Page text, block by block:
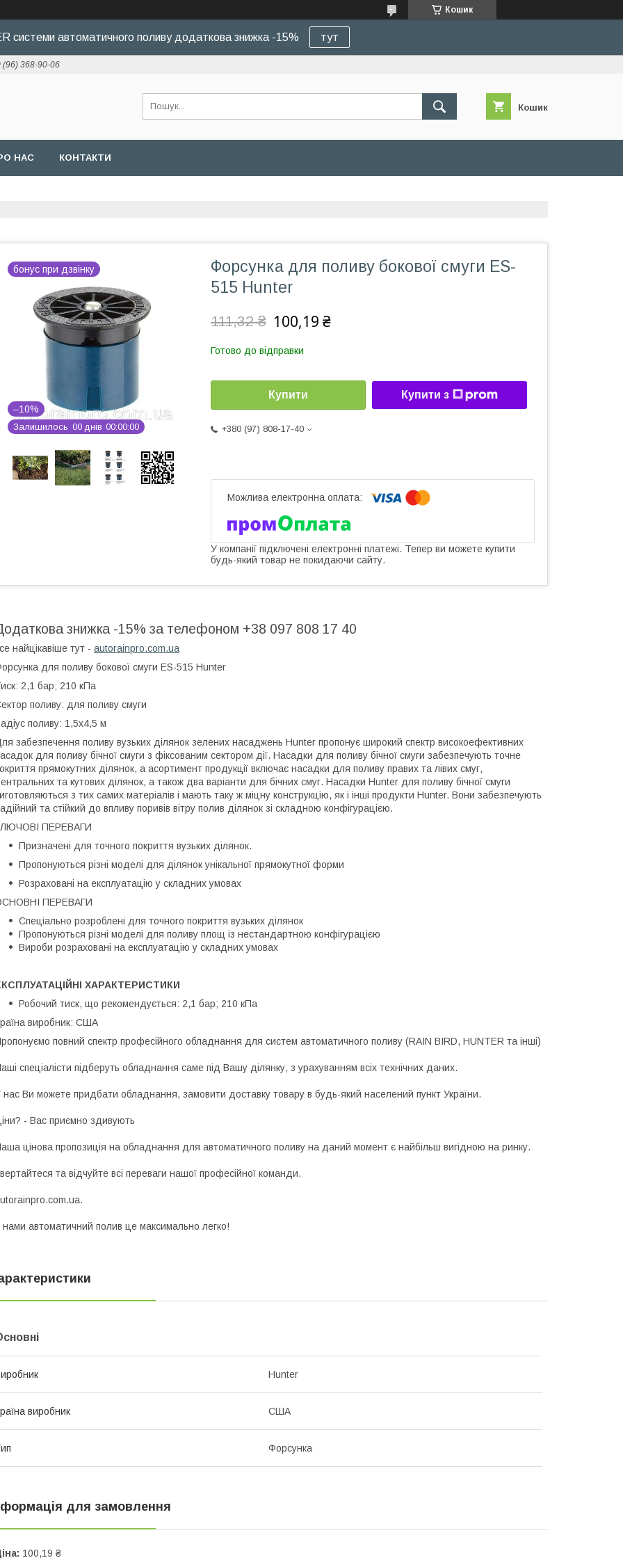
Кошик
системи автоматичного поливу додаткова знижка -15% тут
(96) 368-90-06
Кошик
НАС КОНТАКТИ
бонус при дзвінку
–10%
Залишилось 00 днів 00 00 00
Форсунка для поливу бокової смуги ES-
515 Hunter
111,32 ₴ 100,19 ₴
Готово до відправки
Купити Купити з
+380 (97) 808-17-40
У компанії підключені електронні платежі. Тепер ви можете купити
будь-який товар не покидаючи сайту.
знижка -15% за телефоном +38 097 808 17 40
найцікавіше тут - autorainpro.com.ua
для поливу бокової смуги ES-515 Hunter
2,1 бар; 210 кПа
поливу: для поливу смуги
поливу: 1,5х4,5 м
забезпечення поливу вузьких ділянок зелених насаджень Hunter пропонує широкий спектр високоефективних
для поливу бічної смуги з фіксованим сектором дії. Насадки для поливу бічної смуги забезпечують точне
прямокутних ділянок, а асортимент продукції включає насадки для поливу правих та лівих смуг,
та кутових ділянок, а також два варіанти для бічних смуг. Насадки Hunter для поливу бічної смуги
з тих самих матеріалів і мають таку ж міцну конструкцію, як і інші продукти Hunter. Вони забезпечують
та стійкий до впливу поривів вітру полив ділянок зі складною конфігурацією.
ПЕРЕВАГИ
Призначені для точного покриття вузьких ділянок.
Пропонуються різні моделі для ділянок унікальної прямокутної форми
Розраховані на експлуатацію у складних умовах
ПЕРЕВАГИ
Спеціально розроблені для точного покриття вузьких ділянок
Пропонуються різні моделі для поливу площ із нестандартною конфігурацією
Вироби розраховані на експлуатацію у складних умовах
ХАРАКТЕРИСТИКИ
Робочий тиск, що рекомендується: 2,1 бар; 210 кПа
виробник: США
повний спектр професійного обладнання для систем автоматичного поливу (RAIN BIRD, HUNTER та інші)
спеціалісти підберуть обладнання саме під Вашу ділянку, з урахуванням всіх технічних даних.
наc Ви можете придбати обладнання, замовити доставку товару в будь-який населений пункт України.
- Вас приємно здивують
цінова пропозиція на обладнання для автоматичного поливу на даний момент є найбільш вигідною на ринку.
та відчуйте всі переваги нашої професійної команди.
нами автоматичний полив це максимально легко!
Hunter
виробник США
Форсунка
для замовлення
100,19 ₴